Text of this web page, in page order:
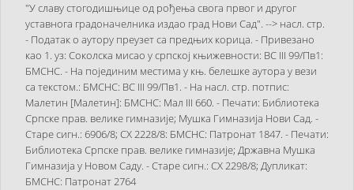
"У славу стогодишњице од рођења свога првог и другог
уставнога градоначелника издао град Нови Сад". --> насл. стр.
- Податак о аутору преузет са предњих корица. - Привезано
као 1. уз: Соколска мисао у српској књижевности: ВС III 99/Пв1:
БМСНС. - На појединим местима у књ. белешке аутора у вези
са текстом.: БМСНС: ВС III 99/Пв1. - На насл. стр. потпис:
Малетин [Малетин]: БМСНС: Мал III 660. - Печати: Библиотека
Српске прав. велике гимназије; Мушка Гимназија Нови Сад. -
Старе сигн.: 6906/8; СХ 2228/8: БМСНС: Патронат 1847. - Печати:
Библиотека Српске прав. велике гимназије; Државна Мушка
Гимназија у Новом Саду. - Старе сигн.: СХ 2298/8; Дупликат:
БМСНС: Патронат 2764